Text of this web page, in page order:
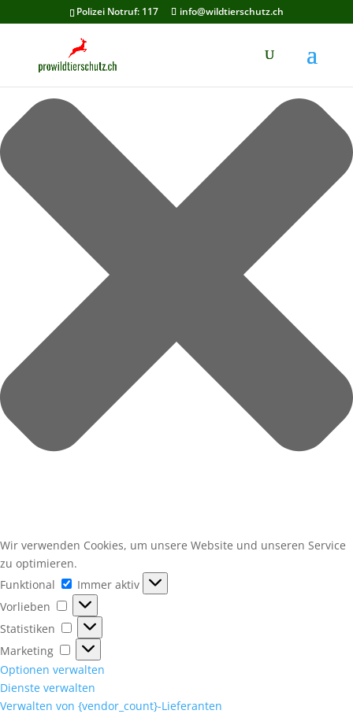
Cookie-Zustimmung verwalten
Wir verwenden Cookies, um unsere Website und unseren Service
zu optimieren.
Funktional
Funktional
Immer aktiv
Vorlieben
Vorlieben
Statistiken
Statistiken
Marketing
Marketing
Optionen verwalten
Dienste verwalten
Verwalten von {vendor_count}-Lieferanten
Polizei Notruf: 117 info@wildtierschutz.ch